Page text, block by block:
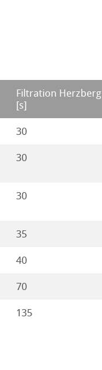
Filtration Herzberg
[s]
30
30
30
35
40
70
135